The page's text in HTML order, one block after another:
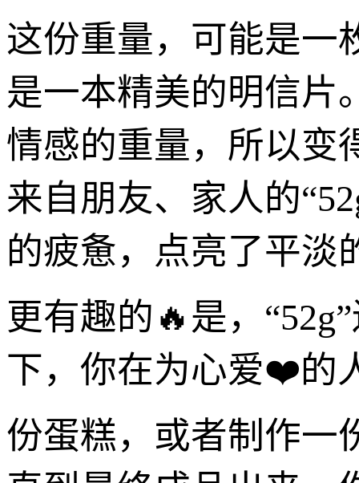
这份重量，可能是一
是一本精美的明信片
情感的重量，所以变
来自朋友、家人的
的疲惫，点亮了平淡
更有趣的🔥是，
下，你在为心爱❤️的
份蛋糕，或者制作一